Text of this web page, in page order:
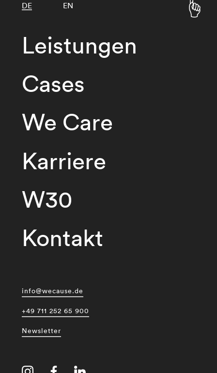
Leistungen
Cases
We Care
Karriere
W30
Kontakt
DE EN
info@wecause.de
+49 711 252 65 900
Newsletter